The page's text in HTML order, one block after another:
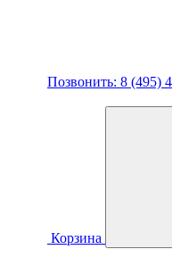
Позвонить: 8 (495)
Корзина